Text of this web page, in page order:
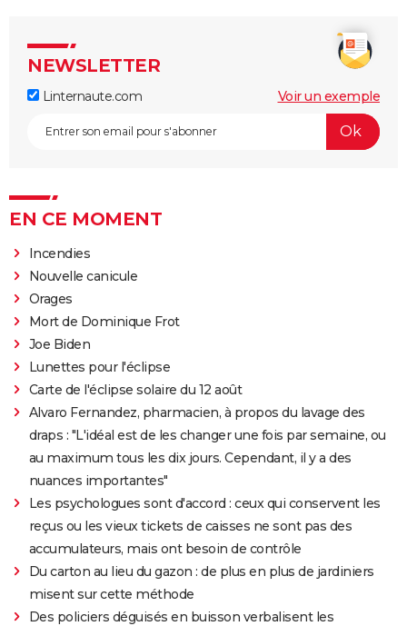
NEWSLETTER
Linternaute.com Voir un exemple
EN CE MOMENT
Incendies
Nouvelle canicule
Orages
Mort de Dominique Frot
Joe Biden
Lunettes pour l'éclipse
Carte de l'éclipse solaire du 12 août
Alvaro Fernandez, pharmacien, à propos du lavage des
draps : "L'idéal est de les changer une fois par semaine, ou
au maximum tous les dix jours. Cependant, il y a des
nuances importantes"
Les psychologues sont d'accord : ceux qui conservent les
reçus ou les vieux tickets de caisses ne sont pas des
accumulateurs, mais ont besoin de contrôle
Du carton au lieu du gazon : de plus en plus de jardiniers
misent sur cette méthode
Des policiers déguisés en buisson verbalisent les